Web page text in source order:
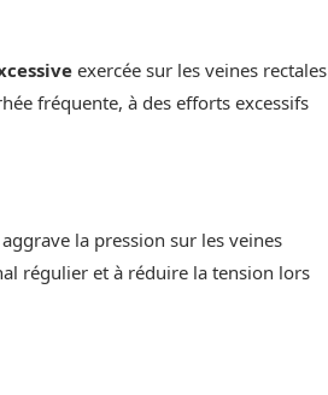
exercée sur les veines rectales
fréquente, à des efforts excessifs
la pression sur les veines
régulier et à réduire la tension lors